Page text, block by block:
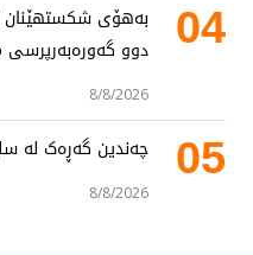
04
بەهۆی شکستهێنان
دوو گەورەبەرپرسی
8/8/2026
05 چەندین گەڕەک لە
8/8/2026